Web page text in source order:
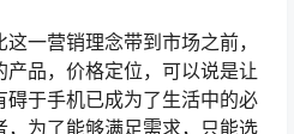
一营销理念带到市场之前，
品，价格定位，可以说是让
于手机已成为了生活中的必
为了能够满足需求，只能选